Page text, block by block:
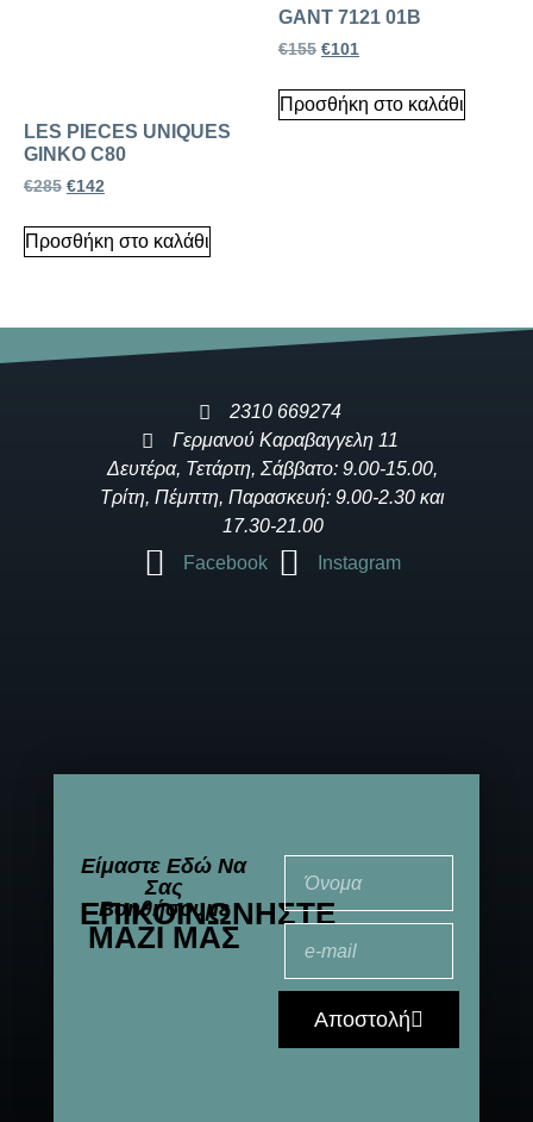
LES PIECES UNIQUES
GINKO C80
€285 €142
Προσθήκη στο καλάθι
GANT 7121 01B
€155 €101
Προσθήκη στο καλάθι
2310 669274
Γερμανού Καραβαγγελη 11
Δευτέρα, Τετάρτη, Σάββατο: 9.00-15.00,
Τρίτη, Πέμπτη, Παρασκευή: 9.00-2.30 και
17.30-21.00
Facebook
Instagram
Είμαστε Εδώ Να
Σας
Βοηθήσουμε
ΕΠΙΚΟΙΝΩΝΉΣΤΕ
ΜΑΖΊ ΜΑΣ
Αποστολή